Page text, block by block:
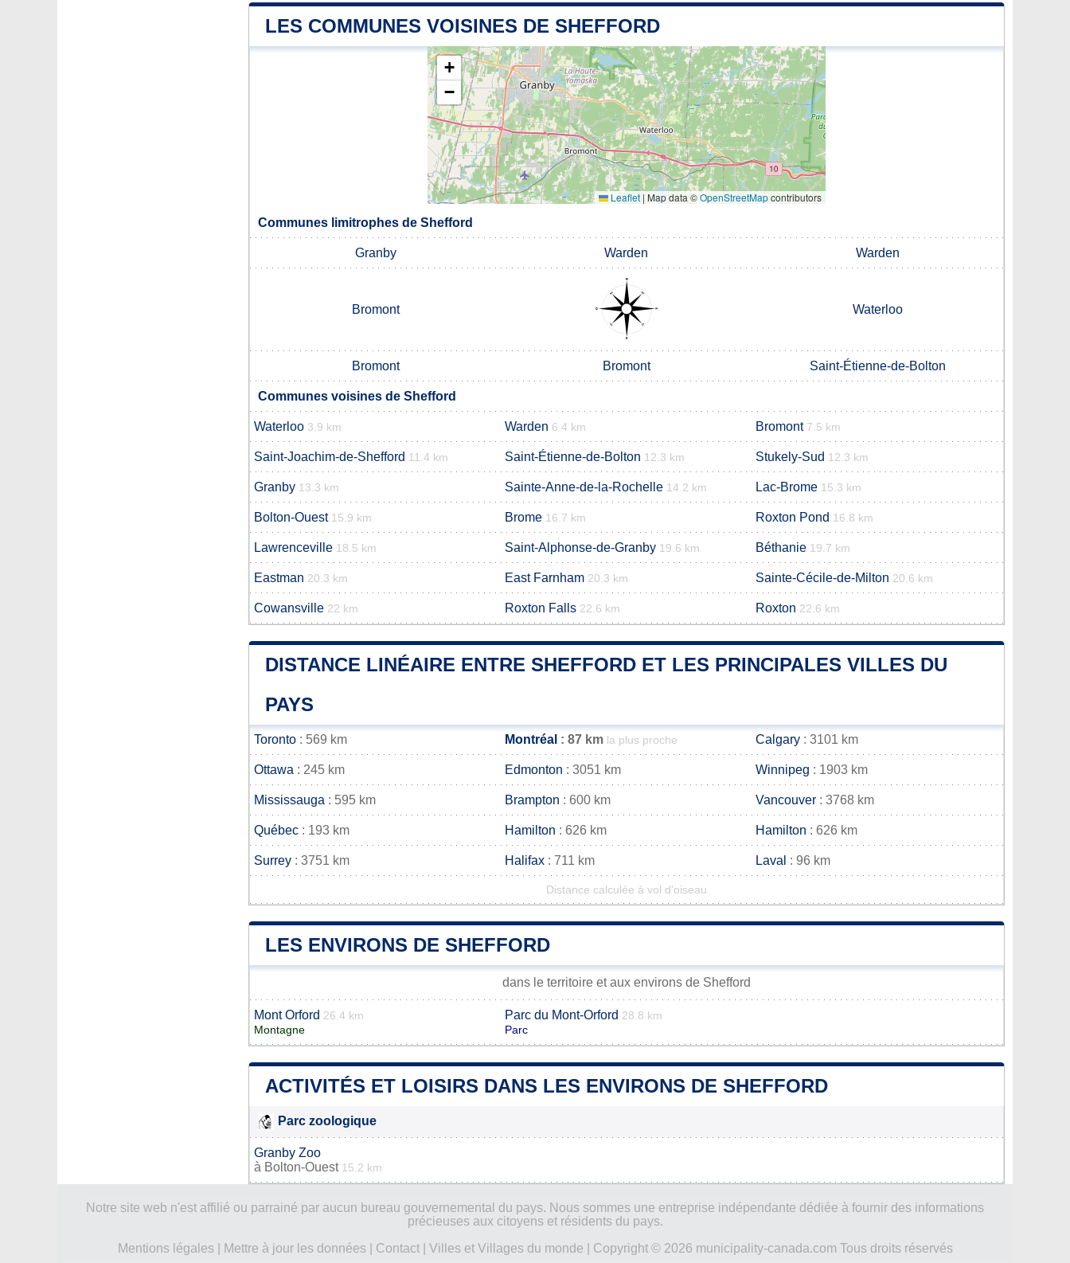
LES COMMUNES VOISINES DE SHEFFORD
+
−
Leaflet | Map data ©OpenStreetMapcontributors
Communes limitrophes de Shefford
Granby Warden Warden
Bromont Waterloo
Bromont Bromont Saint-Étienne-de-Bolton
Communes voisines de Shefford
Waterloo 3.9 km Warden 6.4 km Bromont 7.5 km
Saint-Joachim-de-Shefford 11.4 km Saint-Étienne-de-Bolton 12.3 km Stukely-Sud 12.3 km
Granby 13.3 km Sainte-Anne-de-la-Rochelle 14.2 km Lac-Brome 15.3 km
Bolton-Ouest 15.9 km Brome 16.7 km Roxton Pond 16.8 km
Lawrenceville 18.5 km Saint-Alphonse-de-Granby 19.6 km Béthanie 19.7 km
Eastman 20.3 km East Farnham 20.3 km Sainte-Cécile-de-Milton 20.6 km
Cowansville 22 km Roxton Falls 22.6 km Roxton 22.6 km
DISTANCE LINÉAIRE ENTRE SHEFFORD ET LES PRINCIPALES VILLES DU
PAYS
Toronto : 569 km Montréal : 87 km la plus proche Calgary : 3101 km
Ottawa : 245 km Edmonton : 3051 km Winnipeg : 1903 km
Mississauga : 595 km Brampton : 600 km Vancouver : 3768 km
Québec : 193 km Hamilton : 626 km Hamilton : 626 km
Surrey : 3751 km Halifax : 711 km Laval : 96 km
Distance calculée à vol d'oiseau
LES ENVIRONS DE SHEFFORD
dans le territoire et aux environs de Shefford
Mont Orford 26.4 km
Montagne
Parc du Mont-Orford 28.8 km
Parc
ACTIVITÉS ET LOISIRS DANS LES ENVIRONS DE SHEFFORD
Parc zoologique
Granby Zoo
à Bolton-Ouest 15.2 km
Notre site web n'est affilié ou parrainé par aucun bureau gouvernemental du pays. Nous sommes une entreprise indépendante dédiée à fournir des informations
précieuses aux citoyens et résidents du pays.
Mentions légales| Mettre à jour les données| Contact| Villes et Villages du monde | Copyright © 2026 municipality-canada.com Tous droits réservés